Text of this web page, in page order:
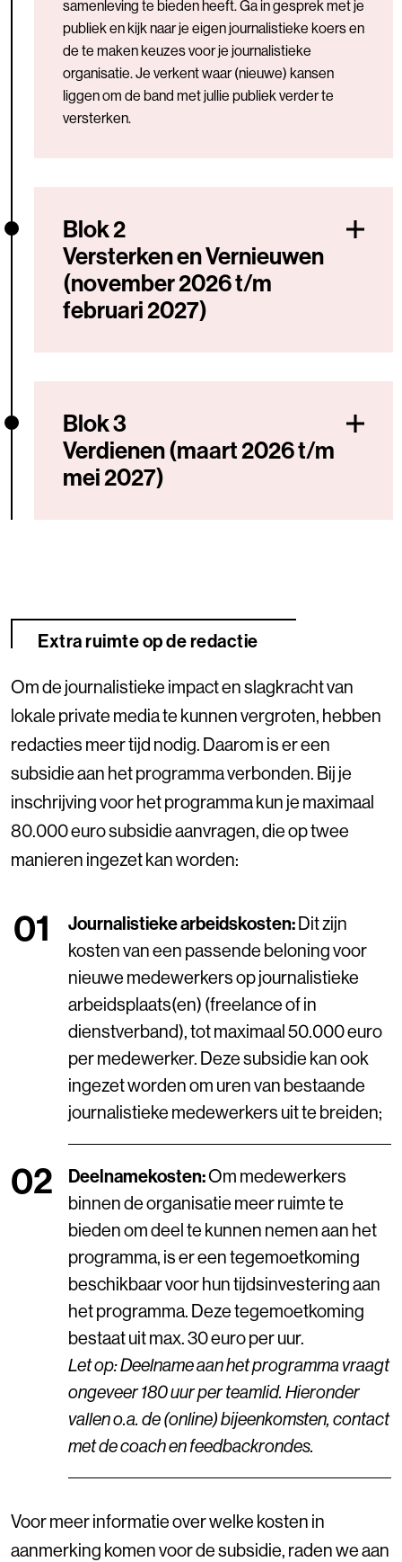
samenleving te bieden heeft. Ga in gesprek met je
publiek en kijk naar je eigen journalistieke koers en
de te maken keuzes voor je journalistieke
organisatie. Je verkent waar (nieuwe) kansen
liggen om de band met jullie publiek verder te
versterken.
Blok 2
Versterken en Vernieuwen
(november 2026 t/m
februari 2027)
Blok 3
Verdienen (maart 2026 t/m
mei 2027)
Extra ruimte op de redactie
Om de journalistieke impact en slagkracht van
lokale private media te kunnen vergroten, hebben
redacties meer tijd nodig. Daarom is er een
subsidie aan het programma verbonden. Bij je
inschrijving voor het programma kun je maximaal
80.000 euro subsidie aanvragen, die op twee
manieren ingezet kan worden:
Journalistieke arbeidskosten:Dit zijn
kosten van een passende beloning voor
nieuwe medewerkers op journalistieke
arbeidsplaats(en) (freelance of in
dienstverband), tot maximaal 50.000 euro
per medewerker. Deze subsidie kan ook
ingezet worden om uren van bestaande
journalistieke medewerkers uit te breiden;
Deelnamekosten:Om medewerkers
binnen de organisatie meer ruimte te
bieden om deel te kunnen nemen aan het
programma, is er een tegemoetkoming
beschikbaar voor hun tijdsinvestering aan
het programma. Deze tegemoetkoming
bestaat uit max. 30 euro per uur.
Let op: Deelname aan het programma vraagt
ongeveer 180 uur per teamlid. Hieronder
vallen o.a. de (online) bijeenkomsten, contact
met de coach en feedbackrondes.
Voor meer informatie over welke kosten in
aanmerking komen voor de subsidie, raden we aan